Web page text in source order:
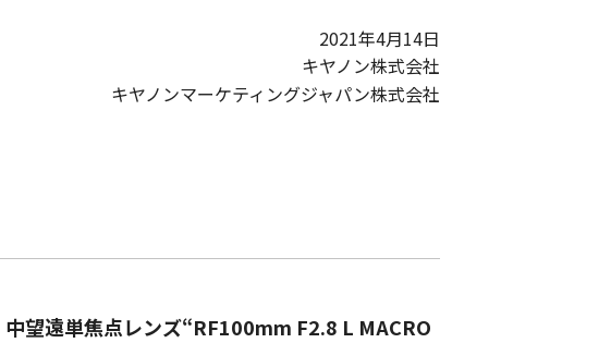
2021年4月14日
キヤノン株式会社
キヤノンマーケティングジャパン株式会社
望遠単焦点レンズ“RF100mm F2.8 L MACRO